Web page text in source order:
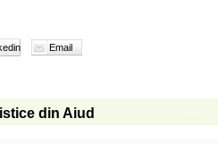
Email
din Aiud